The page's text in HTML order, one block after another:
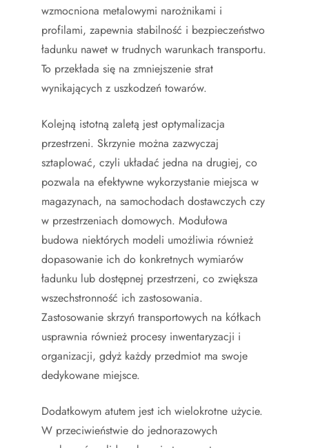
wzmocniona metalowymi narożnikami i
profilami, zapewnia stabilność i bezpieczeństwo
ładunku nawet w trudnych warunkach transportu.
To przekłada się na zmniejszenie strat
wynikających z uszkodzeń towarów.
Kolejną istotną zaletą jest optymalizacja
przestrzeni. Skrzynie można zazwyczaj
sztaplować, czyli układać jedna na drugiej, co
pozwala na efektywne wykorzystanie miejsca w
magazynach, na samochodach dostawczych czy
w przestrzeniach domowych. Modułowa
budowa niektórych modeli umożliwia również
dopasowanie ich do konkretnych wymiarów
ładunku lub dostępnej przestrzeni, co zwiększa
wszechstronność ich zastosowania.
Zastosowanie skrzyń transportowych na kółkach
usprawnia również procesy inwentaryzacji i
organizacji, gdyż każdy przedmiot ma swoje
dedykowane miejsce.
Dodatkowym atutem jest ich wielokrotne użycie.
W przeciwieństwie do jednorazowych